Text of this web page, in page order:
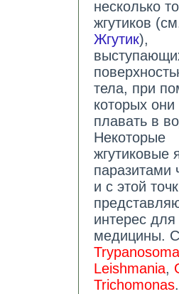
несколько
жгутиков
Жгутик),
тела, при
которых они
плавать в
Некоторые
жгутиковые
паразитами
и с этой
интерес для
медицины.
Trypanosoma
Leishmania,
Trichomonas.